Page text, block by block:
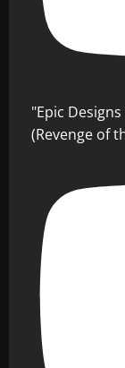
"Epic
(Revenge of